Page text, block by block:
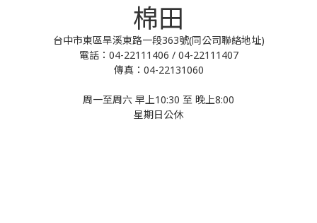
棉田
台中市東區旱溪東路一段363號(同公司聯絡地址)
電話：04-22111406 / 04-22111407
傳真：04-22131060
周一至周六 早上10:30 至 晚上8:00
星期日公休